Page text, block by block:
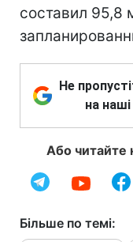
составил 95,8
Не
на
Або читайте
Більше по темі: